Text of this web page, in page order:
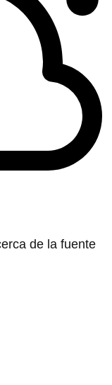
de la fuente